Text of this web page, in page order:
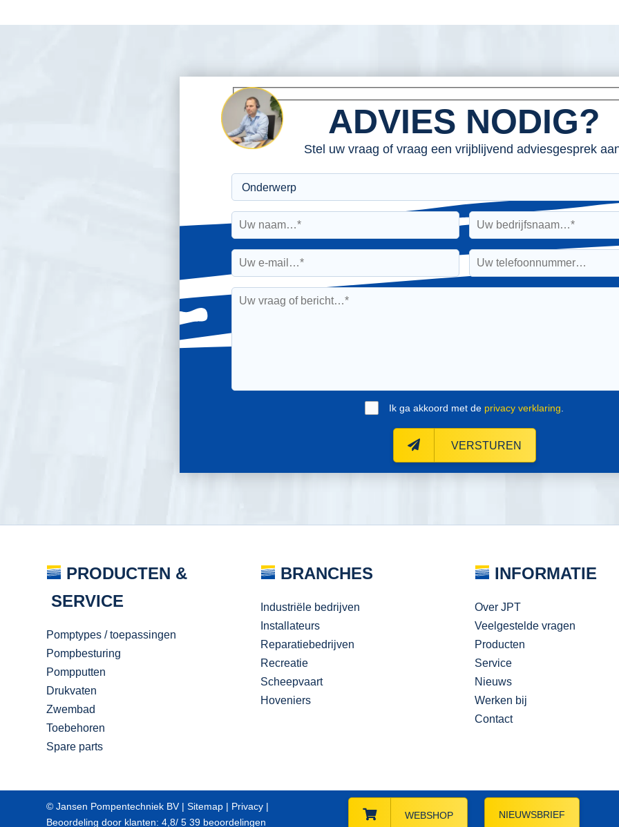
ADVIES NODIG?
Stel uw vraag of vraag een vrijblijvend adviesgesprek
Ik ga akkoord met de privacy verklaring
VERSTUREN
PRODUCTEN &
SERVICE
Pomptypes / toepassingen
Pompbesturing
Pompputten
Drukvaten
Zwembad
Toebehoren
Spare parts
BRANCHES
Industriële bedrijven
Installateurs
Reparatiebedrijven
Recreatie
Scheepvaart
Hoveniers
INFORMATIE
Over JPT
Veelgestelde vragen
Producten
Service
Nieuws
Werken bij
Contact
© Jansen Pompentechniek BV | Sitemap | Privacy |
Beoordeling door klanten: 4,8/ 5 39 beoordelingen
WEBSHOP NIEUWSBRIEF